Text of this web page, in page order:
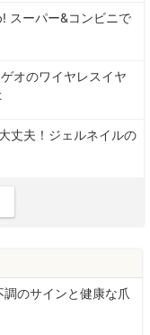
! スーパー&コンビニで
オのワイヤレスイヤ
丈夫！ジェルネイルの
のサインと健康な爪